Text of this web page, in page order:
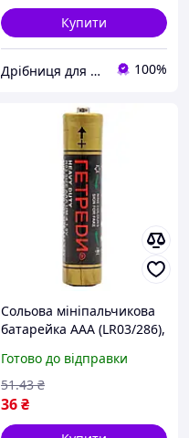
Купити
Дрібниця для побуту 100%
Сольова мініпальчикова
батарейка AAА (LR03/286),
Мініпальчикова
батарейка
Готово до відправки
36₴
51.43 ₴